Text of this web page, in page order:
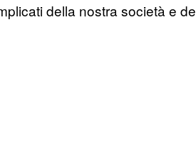
della nostra società e